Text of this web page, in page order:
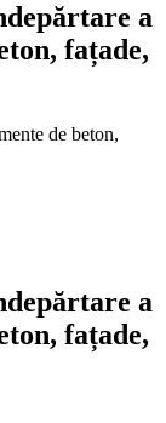
a
fațade,
de beton,
a
fațade,